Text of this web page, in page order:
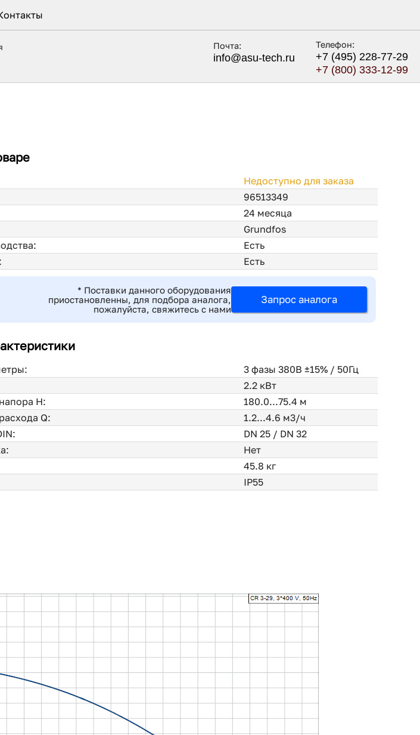
Почта:
info@asu-tech.ru
Телефон:
+7 (495) 228-77-29
+7 (800) 333-12-99
Недоступно для заказа
96513349
24 месяца
Grundfos
Есть
Есть
* Поставки данного оборудования
приостановленны, для подбора аналога,
пожалуйста, свяжитесь с нами
Запрос аналога
3 фазы 380В ±15% / 50Гц
2.2 кВт
H:
180.0...75.4 м
Q:
1.2...4.6 м3/ч
DN 25 / DN 32
Нет
45.8 кг
IP55